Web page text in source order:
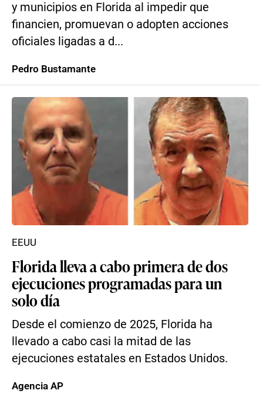
y municipios en Florida al impedir que
financien, promuevan o adopten acciones
oficiales ligadas a d...
Pedro Bustamante
Florida lleva a cabo primera de dos
ejecuciones programadas para un
solo día
Desde el comienzo de 2025, Florida ha
llevado a cabo casi la mitad de las
ejecuciones estatales en Estados Unidos.
EEUU
Agencia AP